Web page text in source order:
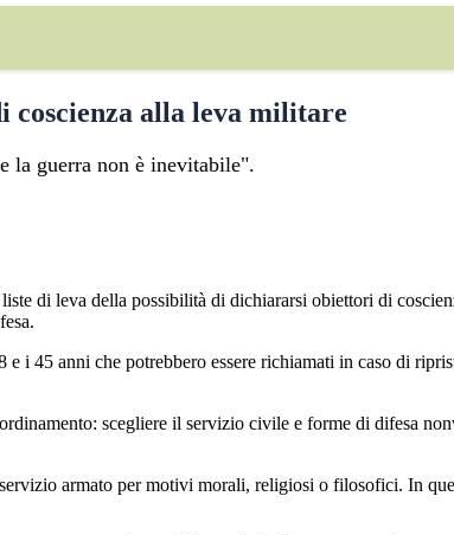
coscienza alla leva militare
la guerra non è inevitabile".
di leva della possibilità di dichiararsi obiettori di
i 45 anni che potrebbero essere richiamati in caso di
scegliere il servizio civile e forme di difesa
armato per motivi morali, religiosi o filosofici. In